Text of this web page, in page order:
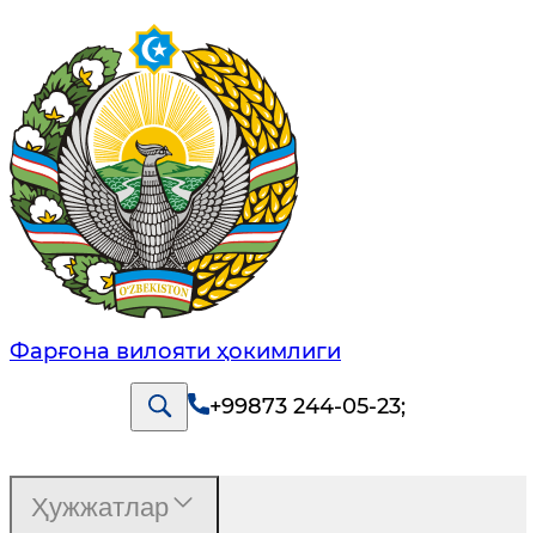
Фарғона вилояти ҳокимлиги
+99873 244-05-23;
Ҳужжатлар